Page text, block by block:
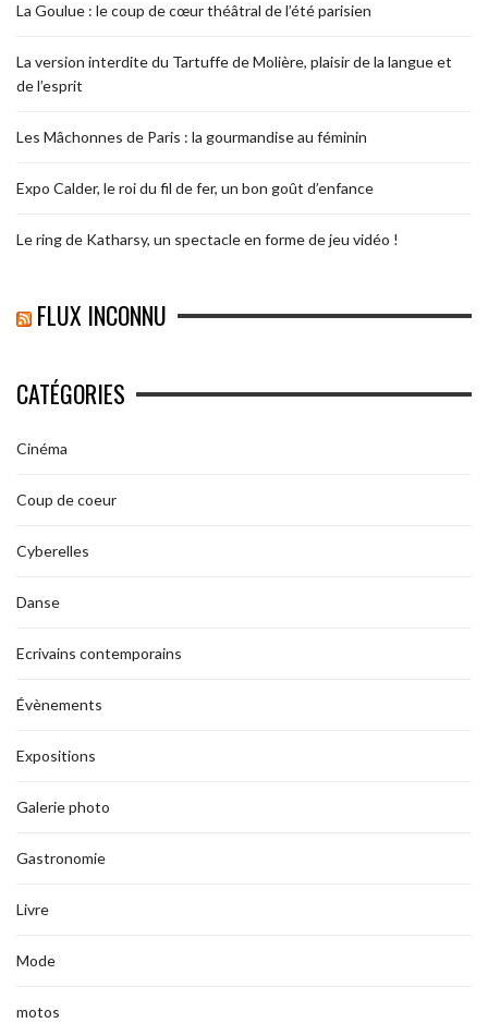
La Goulue : le coup de cœur théâtral de l’été parisien
La version interdite du Tartuffe de Molière, plaisir de la langue et
de l’esprit
Les Mâchonnes de Paris : la gourmandise au féminin
Expo Calder, le roi du fil de fer, un bon goût d’enfance
Le ring de Katharsy, un spectacle en forme de jeu vidéo !
FLUX INCONNU
CATÉGORIES
Cinéma
Coup de coeur
Cyberelles
Danse
Ecrivains contemporains
Évènements
Expositions
Galerie photo
Gastronomie
Livre
Mode
motos